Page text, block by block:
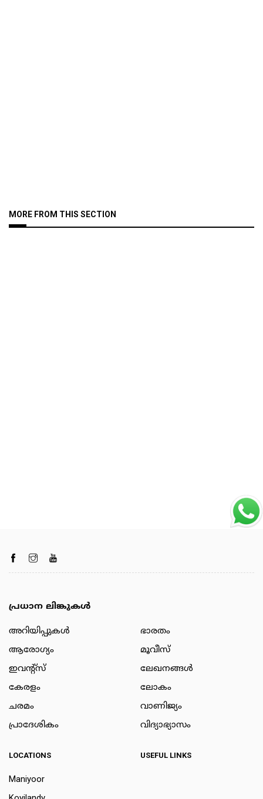
MORE FROM THIS SECTION
പ്രധാന ലിങ്കുകൾ
അറിയിപ്പുകള്‍
ആരോഗ്യം
ഇവന്റ്സ്
കേരളം
ചരമം
പ്രാദേശികം
ഭാരതം
മൂവീസ്
ലേഖനങ്ങള്‍
ലോകം
വാണിജ്യം
വിദ്യാഭ്യാസം
LOCATIONS
Maniyoor
USEFUL LINKS